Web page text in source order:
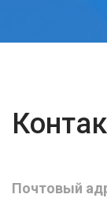
Почтовый